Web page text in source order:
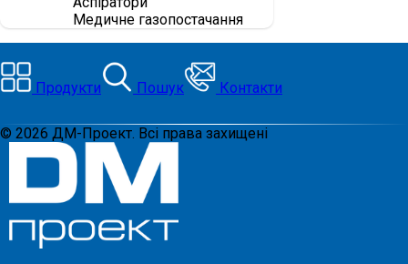
Медичне газопостачання
Продукти Пошук Контакти
© 2026 ДМ-Проект. Всі права захищені